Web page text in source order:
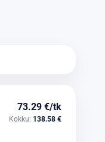
73.29 €/tk
Kokku: 138.58 €